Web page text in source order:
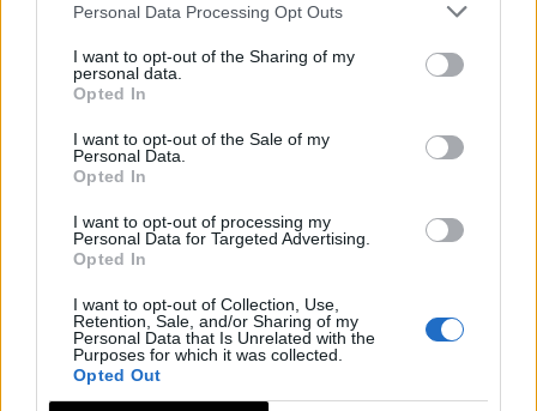
Personal Data Processing Opt Outs
I want to opt-out of the Sharing of my
personal data.
Opted In
I want to opt-out of the Sale of my
Personal Data.
Opted In
I want to opt-out of processing my
Personal Data for Targeted Advertising.
Opted In
I want to opt-out of Collection, Use,
Retention, Sale, and/or Sharing of my
Personal Data that Is Unrelated with the
Purposes for which it was collected.
Opted Out
Mapa